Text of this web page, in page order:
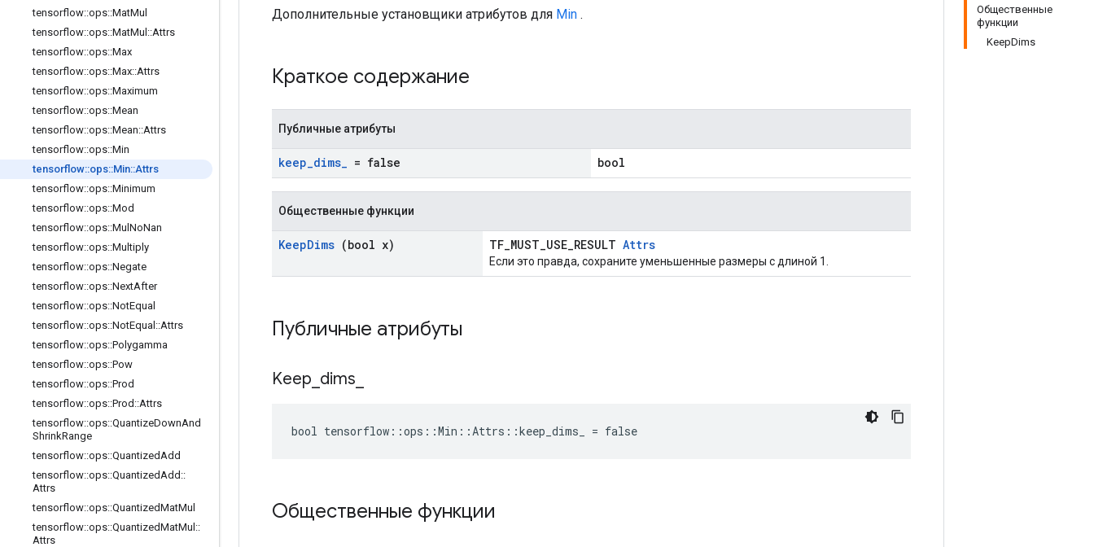
tensorflow::ops::MatMul
tensorflow::ops::MatMul ::Attrs
tensorflow::ops::Max
tensorflow::ops::Max::Attrs
tensorflow::ops::Maximum
tensorflow::ops::Mean
tensorflow::ops::Mean::Attrs
tensorflow::ops::Min
tensorflow::ops::Min::Attrs
tensorflow::ops::Minimum
tensorflow::ops::Mod
tensorflow::ops::Mul NoNan
tensorflow::ops::Multiply
tensorflow::ops::Negate
tensorflow::ops::NextAfter
tensorflow::ops::NotEqual
tensorflow::ops::NotEqual ::Attrs
tensorflow::ops::Polygamma
tensorflow::ops::Pow
tensorflow::ops::Prod
tensorflow::ops::Prod ::Attrs
tensorflow::ops::QuantizeDownAnd
ShrinkRange
tensorflow::ops::QuantizedAdd
tensorflow::ops::QuantizedAdd ::
Attrs
tensorflow::ops::QuantizedMatMul
tensorflow::ops::QuantizedMatMul ::
Attrs
Общественные
функции
KeepDims
Дополнительные установщики атрибутов для Min .
Краткое содержание
Публичные атрибуты
keep_dims_ = false bool
Общественные функции
KeepDims (bool x) TF_MUST_USE_RESULT Attrs
Если это правда, сохраните уменьшенные размеры с длиной 1.
Публичные атрибуты
Keep dims
bool tensorflow::ops::Min::Attrs::keep_dims_ = false
Общественные функции